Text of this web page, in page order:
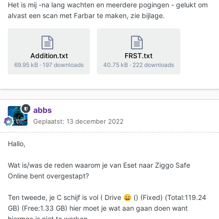
Het is mij -na lang wachten en meerdere pogingen - gelukt om
alvast een scan met Farbar te maken, zie bijlage.
Addition.txt
69.95 kB · 197 downloads
FRST.txt
40.75 kB · 222 downloads
abbs
Geplaatst: 13 december 2022
Hallo,
Wat is/was de reden waarom je van Eset naar Ziggo Safe
Online bent overgestapt?
Ten tweede, je C schijf is vol ( Drive 😄 () (Fixed) (Total:119.24
GB) (Free:1.33 GB) hier moet je wat aan gaan doen want